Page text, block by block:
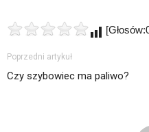
Poprzedni artykuł
Czy szybowiec ma paliwo?